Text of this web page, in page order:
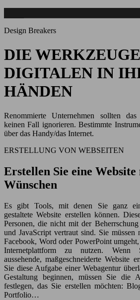
Design Breakers
DIE
DIGITALEN IN
HÄNDEN
Renommierte Unternehmen sollten
keinen Fall ignorieren. Bestimmte
über das Handy/das Internet.
ERSTELLUNG VON WEBSEITEN
Erstellen Sie eine
Wünschen
Es gibt Tools, mit denen Sie ganz
gestaltete Website erstellen können.
Personen, die nicht mit der
und JavaScript vertraut sind. Sie
Facebook, Word oder PowerPoint
Internetplattform zu nutzen. Wenn
aussehende, maßgeschneiderte Website
Sie diese Aufgabe einer Webagentur
Gestaltung beginnen, müssen Sie die
festlegen, das Sie erstellen möchten:
Portfolio…